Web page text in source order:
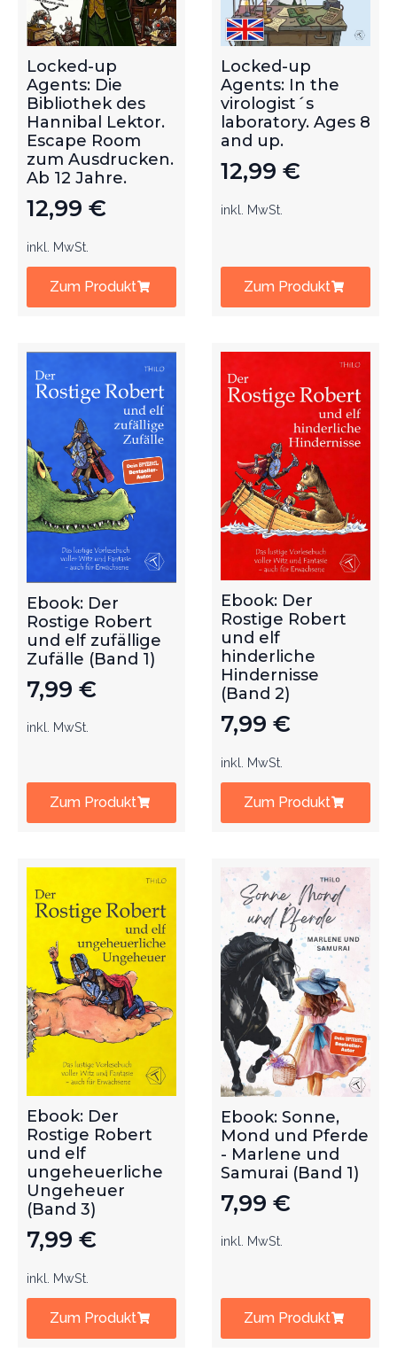
Locked-up
Agents: Die
Bibliothek des
Hannibal Lektor.
Escape Room
zum Ausdrucken.
Ab 12 Jahre.
12,99 €
inkl. MwSt.
Zum Produkt
Locked-up
Agents: In the
virologist´s
laboratory. Ages 8
and up.
12,99 €
inkl. MwSt.
Zum Produkt
Ebook: Der
Rostige Robert
und elf zufällige
Zufälle (Band 1)
7,99 €
inkl. MwSt.
Zum Produkt
Ebook: Der
Rostige Robert
und elf
hinderliche
Hindernisse
(Band 2)
7,99 €
inkl. MwSt.
Zum Produkt
Ebook: Der
Rostige Robert
und elf
ungeheuerliche
Ungeheuer
(Band 3)
7,99 €
inkl. MwSt.
Zum Produkt
Ebook: Sonne,
Mond und Pferde
- Marlene und
Samurai (Band 1)
7,99 €
inkl. MwSt.
Zum Produkt